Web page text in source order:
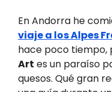
En Andorra he
viaje a los Alpes
hace poco tiempo,
Art es un paraíso
quesos. Qué gran